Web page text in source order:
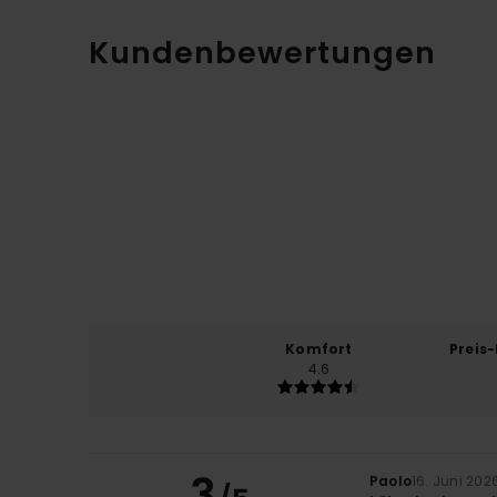
Kundenbewertungen
Komfort
4.6
Paolo16. Juni